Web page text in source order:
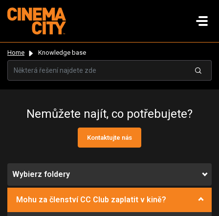
Home Knowledge base
Nemůžete najít, co potřebujete?
Kontaktujte nás
Wybierz foldery
Mohu za členství CC Club zaplatit v kině?